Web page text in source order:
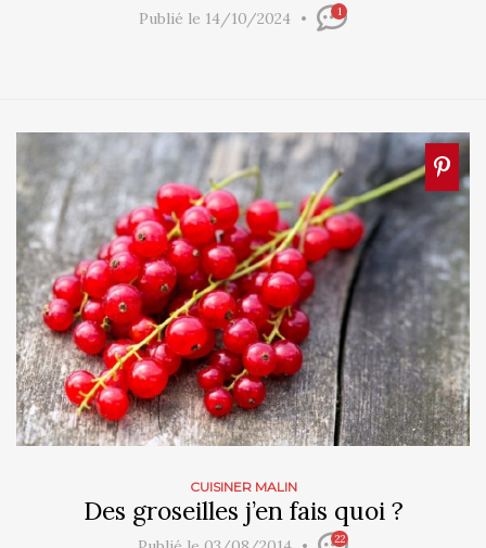
Publié le 14/10/2024 1
CUISINER MALIN
Des groseilles j’en fais quoi ?
22